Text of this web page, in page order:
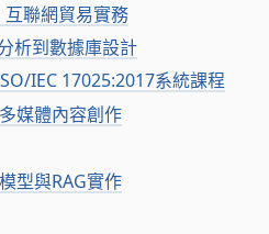
聯網貿易實務
析到數據庫設計
IEC 17025:2017系統課程
媒體內容創作
型與RAG實作